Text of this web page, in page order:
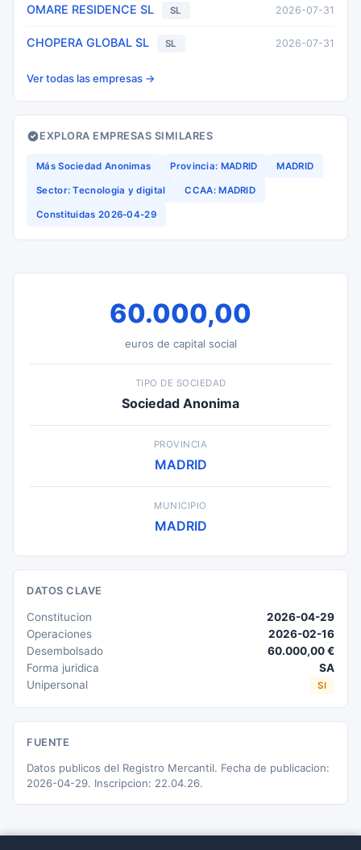
OMARE RESIDENCE SL SL 2026-07-31
CHOPERA GLOBAL SL SL 2026-07-31
Ver todas las empresas →
EXPLORA EMPRESAS SIMILARES
Más Sociedad Anonimas Provincia: MADRID MADRID
Sector: Tecnologia y digital CCAA: MADRID
Constituidas 2026-04-29
60.000,00
euros de capital social
TIPO DE SOCIEDAD
Sociedad Anonima
PROVINCIA
MADRID
MUNICIPIO
MADRID
DATOS CLAVE
Constitucion
2026-04-29
Operaciones
2026-02-16
Desembolsado
60.000,00 €
Forma juridica
SA
Unipersonal
SI
FUENTE
Datos publicos del Registro Mercantil. Fecha de publicacion:
2026-04-29. Inscripcion: 22.04.26.